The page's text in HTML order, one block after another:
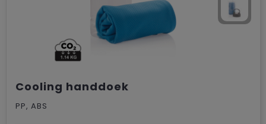
Cooling handdoek
PP, ABS